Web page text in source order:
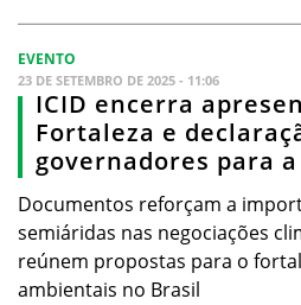
EVENTO
23 DE SETEMBRO DE 2025 - 11:06
ICID encerra
Fortaleza e
governadores para a
Documentos reforçam a
semiáridas nas negociações
reúnem propostas para o
ambientais no Brasil